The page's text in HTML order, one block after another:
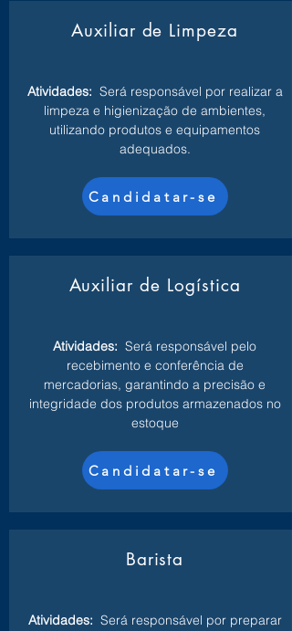
Auxiliar de Limpeza
Atividades: Será responsável por realizar a
limpeza e higienização de ambientes,
utilizando produtos e equipamentos
adequados.
Candidatar-se
Auxiliar de Logística
Atividades: Será responsável pelo
recebimento e conferência de
mercadorias, garantindo a precisão e
integridade dos produtos armazenados no
estoque
Candidatar-se
Barista
Atividades: Será responsável por preparar